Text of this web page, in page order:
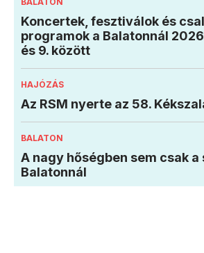
Koncertek, fesztiválok és
programok a Balatonnál
és 9. között
HAJÓZÁS
Az RSM nyerte az 58.
BALATON
A nagy hőségben sem csak
Balatonnál